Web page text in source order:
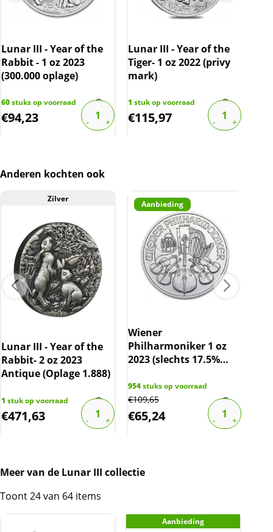
verhandeld. Dit houdt in dat wij btw afdragen
over de marge die wij behalen op dit product.
De btw mag hierdoor door ons niet op de
website is inclusief btw.
Lunar III - Year of the
Rabbit - 1 oz 2023
(300.000 oplage)
60stuks op voorraad
€94,23
Lunar III - Year of the
Tiger- 1 oz 2022 (privy
mark)
1 stuk op voorraad
€115,97
Anderen kochten ook
Zilver
Lunar III - Year of the
Rabbit- 2 oz 2023
Antique (Oplage 1.888)
1 stuk op voorraad
€471,63
Aanbieding
Wiener
Philharmoniker 1 oz
2023 (slechts 17.5%
954stuks op voorraad
€109,65
€65,24
Meer van de Lunar III collectie
Toont 24 van 64 items
Aanbieding